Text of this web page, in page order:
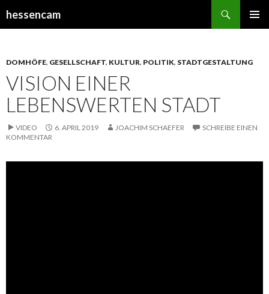
hessencam
DOMHÖFE, GESELLSCHAFT, KULTUR, POLITIK, STADTGESTALTUNG
VISION EINER
LEBENSWERTEN STADT
VIDEO 6. APRIL 2019 JOACHIM SCHAEFER
SCHREIBE EINEN
KOMMENTAR